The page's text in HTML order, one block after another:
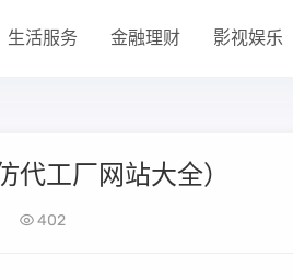
生活服务 金融理财 影视娱乐
代工厂网站大全）
402